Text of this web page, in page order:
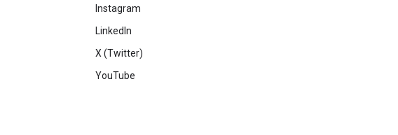
Instagram
LinkedIn
X (Twitter)
YouTube